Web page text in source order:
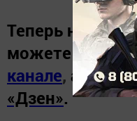
Теперь
можете
канале, а также
«Дзен».